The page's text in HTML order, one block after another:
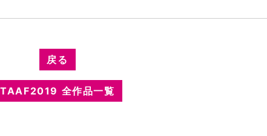
戻る
TAAF2019 全作品一覧